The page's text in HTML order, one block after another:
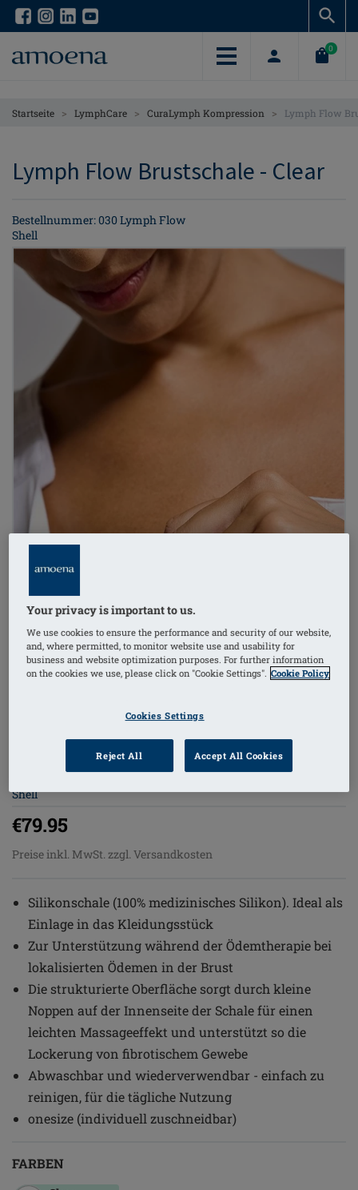
Skip
content
Skip
content
0
Startseite > LymphCare > CuraLymph Kompression > Lymph Flow
Lymph Flow Brustschale - Clear
Bestellnummer: 030 Lymph Flow
Shell
Shell
€79.95
Preise inkl. MwSt. zzgl. Versandkosten
Silikonschale (100% medizinisches Silikon). Ideal als
Einlage in das Kleidungsstück
Zur Unterstützung während der Ödemtherapie bei
lokalisierten Ödemen in der Brust
Die strukturierte Oberfläche sorgt durch kleine
Noppen auf der Innenseite der Schale für einen
leichten Massageeffekt und unterstützt so die
Lockerung von fibrotischem Gewebe
Abwaschbar und wiederverwendbar - einfach zu
reinigen, für die tägliche Nutzung
onesize (individuell zuschneidbar)
FARBEN
Your privacy is important to us.
We use cookies to ensure the performance and security of our website,
and, where permitted, to monitor website use and usability for
business and website optimization purposes. For further information
on the cookies we use, please click on "Cookie Settings". Cookie Policy
Cookies Settings
Reject All Accept All Cookies